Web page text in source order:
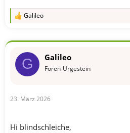
R
k
o
:
Galileo
G Galileo
Foren-Urgestein
23. März 2026
Hi blindschleiche,